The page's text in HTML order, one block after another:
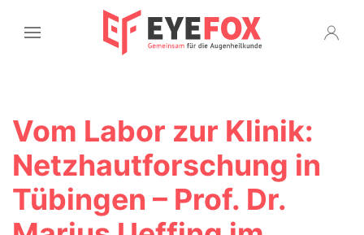
Vom Labor zur Klinik:
Netzhautforschung in
Tübingen – Prof. Dr.